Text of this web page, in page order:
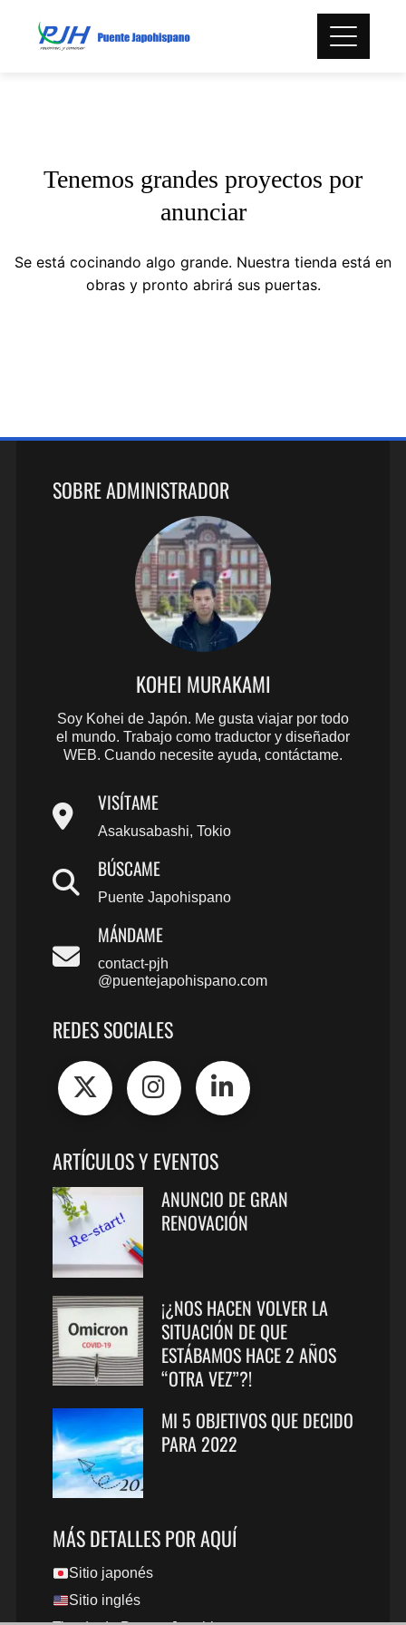
Tenemos grandes proyectos por
anunciar
Se está cocinando algo grande. Nuestra tienda está en
obras y pronto abrirá sus puertas.
SOBRE ADMINISTRADOR
KOHEI MURAKAMI
Soy Kohei de Japón. Me gusta viajar por todo
el mundo. Trabajo como traductor y diseñador
WEB. Cuando necesite ayuda, contáctame.
VISÍTAME
Asakusabashi, Tokio
BÚSCAME
Puente Japohispano
MÁNDAME
contact-pjh
@puentejapohispano.com
REDES SOCIALES
ARTÍCULOS Y EVENTOS
ANUNCIO DE GRAN
RENOVACIÓN
¡¿NOS HACEN VOLVER LA
SITUACIÓN DE QUE
ESTÁBAMOS HACE 2 AÑOS
“OTRA VEZ”?!
MI 5 OBJETIVOS QUE DECIDO
PARA 2022
MÁS DETALLES POR AQUÍ
Sitio japonés
Sitio inglés